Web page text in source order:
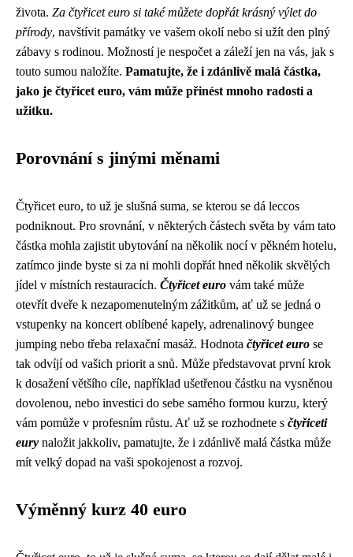
života. Za čtyřicet euro si také můžete dopřát krásný výlet do
přírody, navštívit památky ve vašem okolí nebo si užít den plný
zábavy s rodinou. Možností je nespočet a záleží jen na vás, jak s
touto sumou naložíte. Pamatujte, že i zdánlivě malá částka,
jako je čtyřicet euro, vám může přinést mnoho radosti a
užitku.
Porovnání s jinými měnami
Čtyřicet euro, to už je slušná suma, se kterou se dá leccos
podniknout. Pro srovnání, v některých částech světa by vám tato
částka mohla zajistit ubytování na několik nocí v pěkném hotelu,
zatímco jinde byste si za ni mohli dopřát hned několik skvělých
jídel v místních restauracích. Čtyřicet euro vám také může
otevřít dveře k nezapomenutelným zážitkům, ať už se jedná o
vstupenky na koncert oblíbené kapely, adrenalinový bungee
jumping nebo třeba relaxační masáž. Hodnota čtyřicet euro se
tak odvíjí od vašich priorit a snů. Může představovat první krok
k dosažení většího cíle, například ušetřenou částku na vysněnou
dovolenou, nebo investici do sebe samého formou kurzu, který
vám pomůže v profesním růstu. Ať už se rozhodnete s čtyřiceti
eury naložit jakkoliv, pamatujte, že i zdánlivě malá částka může
mít velký dopad na vaši spokojenost a rozvoj.
Výměnný kurz 40 euro